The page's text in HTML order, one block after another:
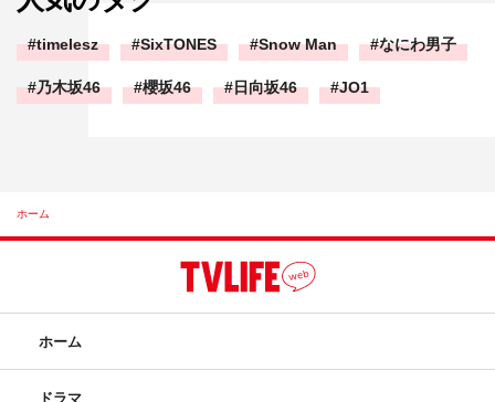
timelesz SixTONES Snow Man なにわ男子
乃木坂46 櫻坂46 日向坂46 JO1
ホーム
ホーム
ドラマ